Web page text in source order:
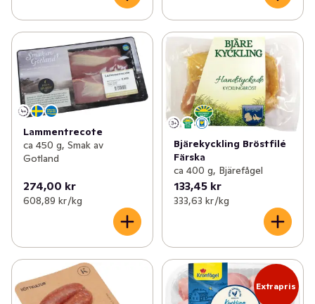
Lammentrecote
ca 450 g, Smak av
Gotland
274,00 kr
608,89 kr /kg
Bjärekyckling Bröstfilé
Färska
ca 400 g, Bjärefågel
133,45 kr
333,63 kr /kg
Extrapris